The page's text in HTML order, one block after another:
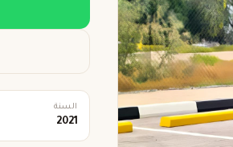
السنة
2021